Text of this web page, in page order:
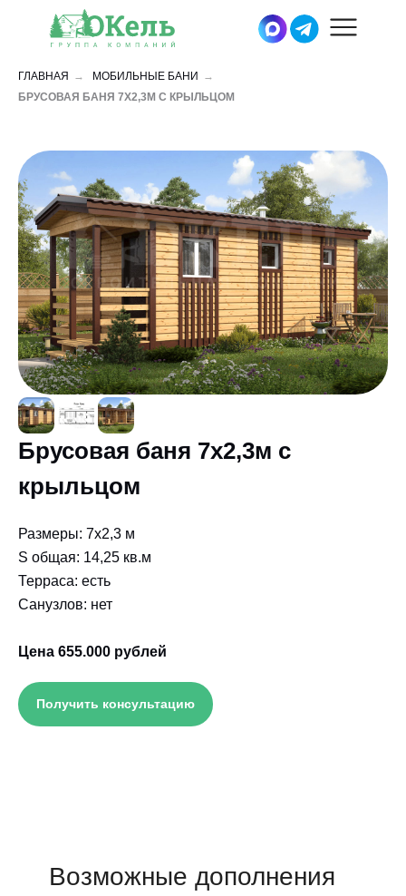
ГЛАВНАЯ → МОБИЛЬНЫЕ БАНИ
→
БРУСОВАЯ БАНЯ 7Х2,3М С КРЫЛЬЦОМ
Брусовая баня 7х2,3м с
крыльцом
Размеры: 7х2,3 м
S общая: 14,25 кв.м
Терраса: есть
Санузлов: нет
Цена 655.000 рублей
Получить консультацию
Возможные дополнения